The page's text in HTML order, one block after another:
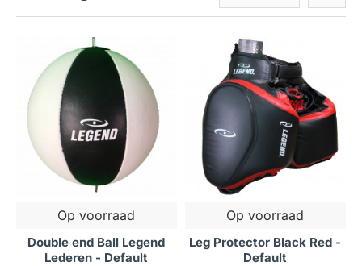
Op voorraad
Double end Ball Legend
Lederen - Default
Op voorraad
Leg Protector Black Red -
Default